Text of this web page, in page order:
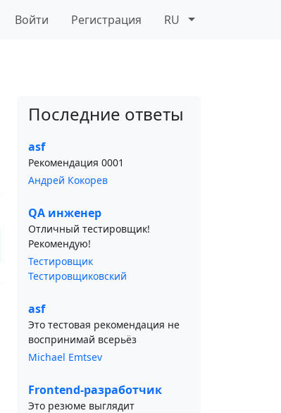
Войти Регистрация RU
Последние ответы
asf
Рекомендация 0001
Андрей Кокорев
QA инженер
Отличный тестировщик!
Рекомендую!
Тестировщик
Тестировщиковский
asf
Это тестовая рекомендация не
воспринимай всерьёз
Michael Emtsev
Frontend-разработчик
Это резюме выглядит